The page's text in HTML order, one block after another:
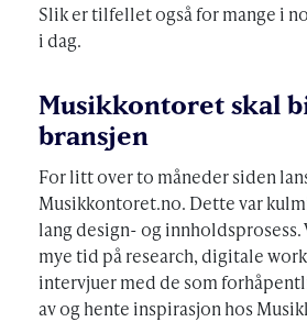
Slik er tilfellet også for mange i
i dag.
Musikkontoret skal
bransjen
For litt over to måneder siden
Musikkontoret.no. Dette var
lang design- og innholdsprosess.
mye tid på research, digitale
intervjuer med de som
av og hente inspirasjon hos